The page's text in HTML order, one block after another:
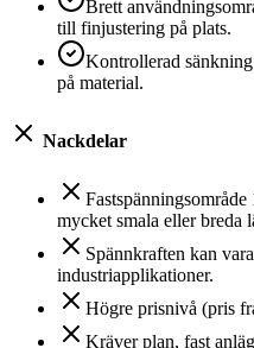
Brett
till finjustering på plats.
Kontrollerad
på material.
Nackdelar
mycket smala eller breda
Spännkraften kan
industriapplikationer.
Högre prisnivå (pris
Kräver plan, fast